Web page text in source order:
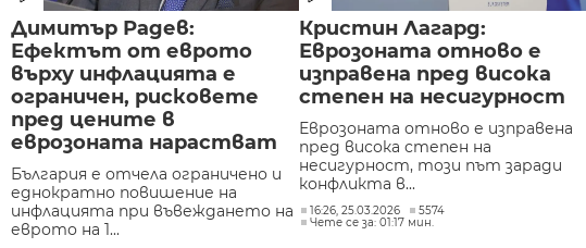
Димитър Радев:
Ефектът от еврото
върху инфлацията е
ограничен, рисковете
пред цените в
еврозоната нарастват
България е отчела ограничено и
еднократно повишение на
инфлацията при въвеждането на
еврото на 1...
Кристин Лагард:
Еврозоната отново е
изправена пред висока
степен на несигурност
Еврозоната отново е изправена
пред висока степен на
несигурност, този път заради
конфликта в...
16:26, 25.03.2026
5574
Чете се за: 01:17 мин.